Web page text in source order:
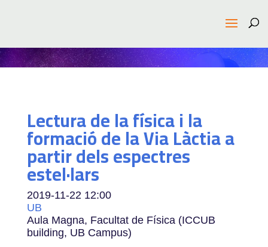
Lectura de la física i la
formació de la Via Làctia a
partir dels espectres
estel·lars
2019-11-22 12:00
UB
Aula Magna, Facultat de Física (ICCUB
building, UB Campus)